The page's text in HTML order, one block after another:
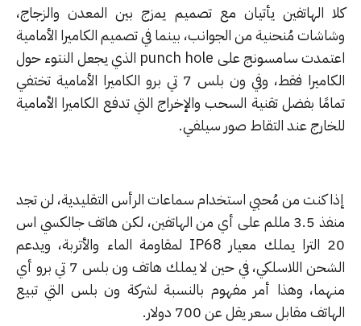
الهاتفين يأتيان مع تصميم يمزج بين المعدن والزجاج،
مُنحنية من الجوانب، بينما في تصميم الكاميرا الأمامية
اعتمدت سامسونج على punch hole الذي يجعل النتوء حول
الكاميرا فقط، وفي ون بلس 7 تي برو الكاميرا الأمامية تختفي
بفضل تقنية السحب والإخراج التي تدفع الكاميرا الأمامية
عند التقاط صور سيلفي.
كنت من مُحبي استخدام سماعات الرأس التقليدية، لن تجد
منفذ 3.5 مللم على أي من الهاتفين، لكن هاتف جالكسي اس
20 الترا يملك معيار IP68 لمقاومة الماء والأتربة، ويدعم
الشحن اللاسلكي، في حين لا يملك هاتف ون بلس 7 تي برو أي
وهذا أمر مفهوم بالنسبة لشركة ون بلس التي تبيع
مقابل سعر يقل عن 700 دولار.